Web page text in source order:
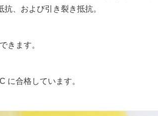
、および引き裂き抵抗。
きます。
に合格しています。